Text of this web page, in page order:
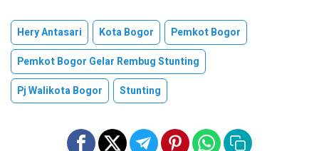
Hery Antasari Kota Bogor
Pemkot Bogor
Pemkot Bogor Gelar Rembug Stunting
Pj Walikota Bogor
Stunting